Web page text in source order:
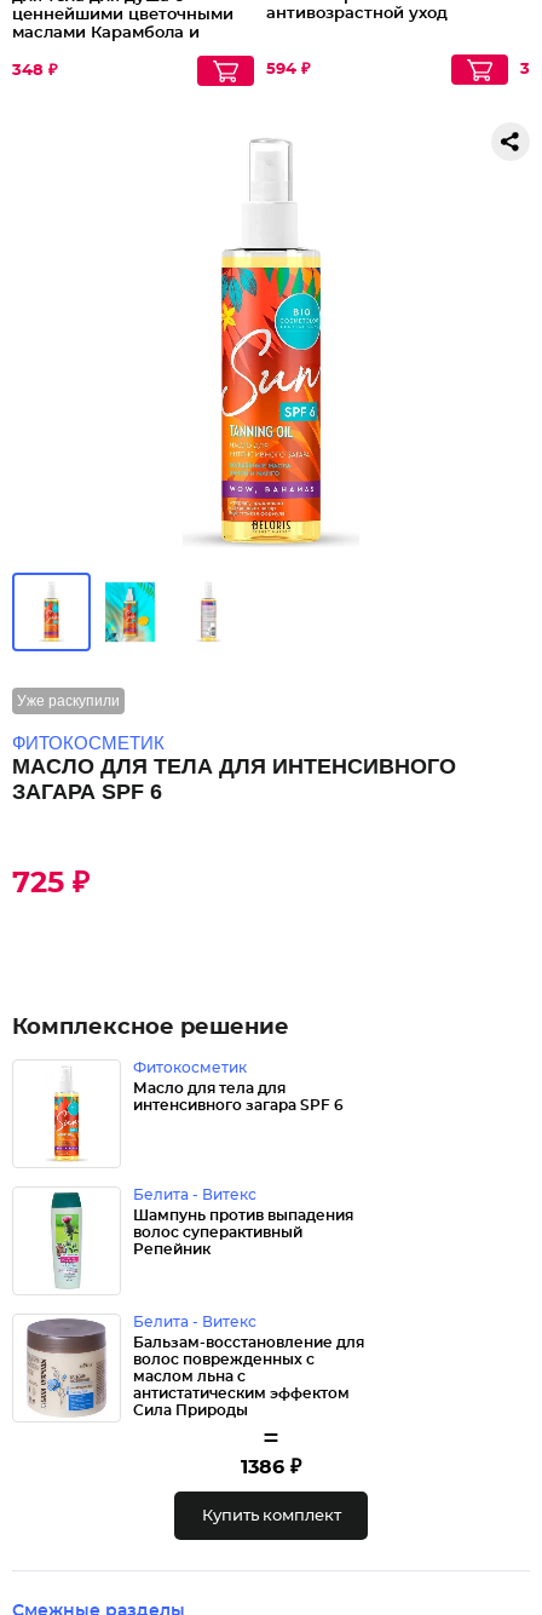
ценнейшими цветочными
маслами Карамбола и
Fresh
348 ₽
антивозрастной уход
594 ₽
Уже раскупили
ФИТОКОСМЕТИК
МАСЛО ДЛЯ ТЕЛА ДЛЯ ИНТЕНСИВНОГО
ЗАГАРА SPF 6
725 ₽
Комплексное решение
Фитокосметик
Масло для тела для
интенсивного загара SPF 6
Белита - Витекс
Шампунь против выпадения
волос суперактивный
Репейник
Белита - Витекс
Бальзам-восстановление для
волос поврежденных с
маслом льна с
антистатическим эффектом
Сила Природы
=
1386 ₽
Купить комплект
Смежные разделы